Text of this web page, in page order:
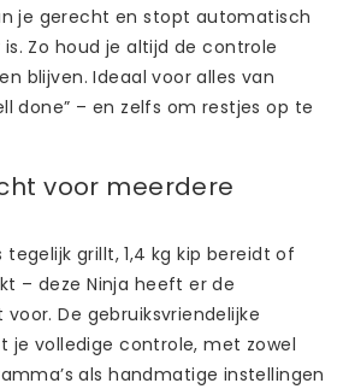
je gerecht en stopt automatisch
Zo houd je altijd de controle
blijven. Ideaal voor alles van
done” – en zelfs om restjes op te
voor meerdere
grillt, 1,4 kg kip bereidt of
– deze Ninja heeft er de
De gebruiksvriendelijke
je volledige controle, met zowel
als handmatige instellingen